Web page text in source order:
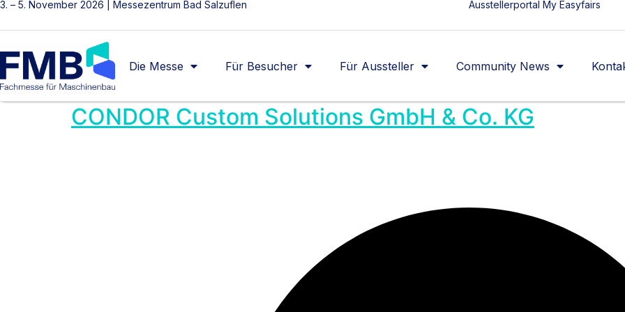
3. – 5. November 2026 | Messezentrum Bad Salzuflen Ausstellerportal My Easyfairs
Die Messe Für Besucher Für Aussteller Community News
CONDOR Custom Solutions GmbH & Co. KG